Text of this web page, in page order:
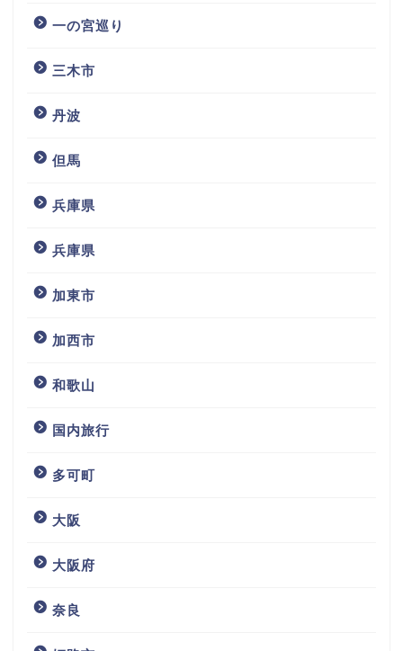
一の宮巡り
三木市
丹波
但馬
兵庫県
兵庫県
加東市
加西市
和歌山
国内旅行
多可町
大阪
大阪府
奈良